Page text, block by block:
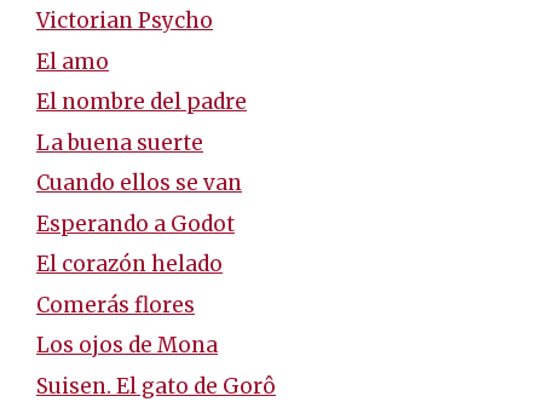
Victorian Psycho
El amo
El nombre del padre
La buena suerte
Cuando ellos se van
Esperando a Godot
El corazón helado
Comerás flores
Los ojos de Mona
Suisen. El gato de Gorô